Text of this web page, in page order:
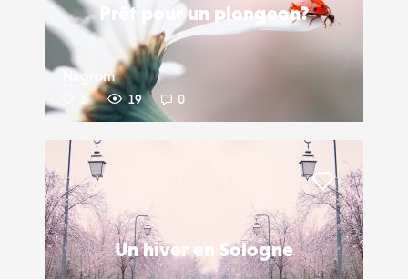
Prêt pour un plongeon?
Nagrom
19 0
Un hiver en Sologne
Liker